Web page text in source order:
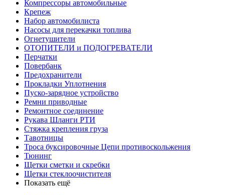
Компрессоры автомобильные
Крепеж
Набор автомобилиста
Насосы для перекачки топлива
Огнетушители
ОТОПИТЕЛИ и ПОДОГРЕВАТЕЛИ
Перчатки
Повербанк
Предохранители
Прокладки Уплотнения
Пуско-зарядное устройство
Ремни приводные
Ремонтное соединение
Рукава Шланги РТИ
Стяжка крепления груза
Тавотницы
Троса буксировочные Цепи противоскольжения
Тюнинг
Щетки сметки и скребки
Щетки стеклоочистителя
Показать ещё